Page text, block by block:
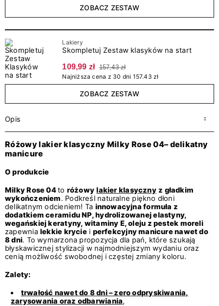
ZOBACZ ZESTAW
Lakiery
Skompletuj Zestaw klasyków na start
109,99 zł 157,43 zł
Najniższa cena z 30 dni 157.43 zł
ZOBACZ ZESTAW
Opis
Różowy lakier klasyczny Milky Rose 04– delikatny
manicure
O produkcie
Milky Rose 04to różowy lakier klasyczny z gładkim
wykończeniem. Podkreśl naturalne piękno dłoni
delikatnym odcieniem! Ta innowacyjna formuła z
dodatkiem ceramidu NP, hydrolizowanej elastyny,
wegańskiej keratyny, witaminy E, oleju z pestek moreli
zapewnia lekkie kryciei perfekcyjny manicure nawet do
8 dni. To wymarzona propozycja dla pań, które szukają
błyskawicznej stylizacji w najmodniejszym wydaniu oraz
cenią możliwość swobodnej i częstej zmiany koloru.
Zalety:
trwałość nawet do 8 dni – zero odpryskiwania,
zarysowania oraz odbarwiania,